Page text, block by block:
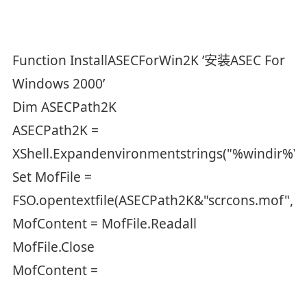
Function InstallASECForWin2K ’安装ASEC For
Windows 2000’
Dim ASECPath2K
ASECPath2K =
Set MofFile =
MofContent = MofFile.Readall
MofFile.Close
MofContent =